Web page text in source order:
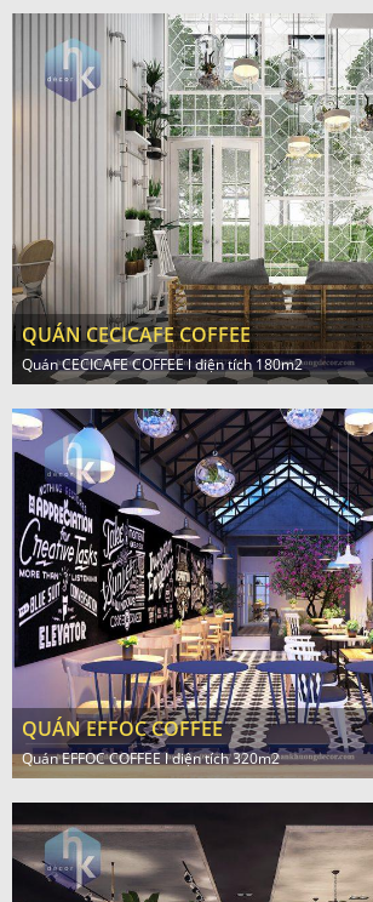
QUÁN CECICAFE COFFEE
Quán CECICAFE COFFEE l diện tích 180m2
QUÁN EFFOC COFFEE
Quán EFFOC COFFEE l diện tích 320m2